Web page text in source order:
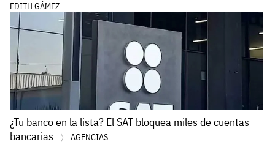
EDITH GÁMEZ
¿Tu banco en la lista? El SAT bloquea miles de cuentas
bancarias
AGENCIAS